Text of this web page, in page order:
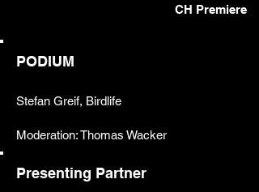
CH Premiere
PODIUM
Stefan Greif, Birdlife
Moderation: Thomas Wacker
Presenting Partner